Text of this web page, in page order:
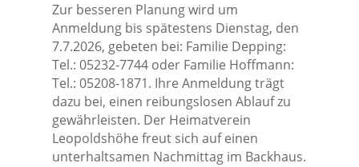
Zur besseren Planung wird um
Anmeldung bis spätestens Dienstag, den
7.7.2026, gebeten bei: Familie Depping:
Tel.: 05232-7744 oder Familie Hoffmann:
Tel.: 05208-1871. Ihre Anmeldung trägt
dazu bei, einen reibungslosen Ablauf zu
gewährleisten. Der Heimatverein
Leopoldshöhe freut sich auf einen
unterhaltsamen Nachmittag im Backhaus.